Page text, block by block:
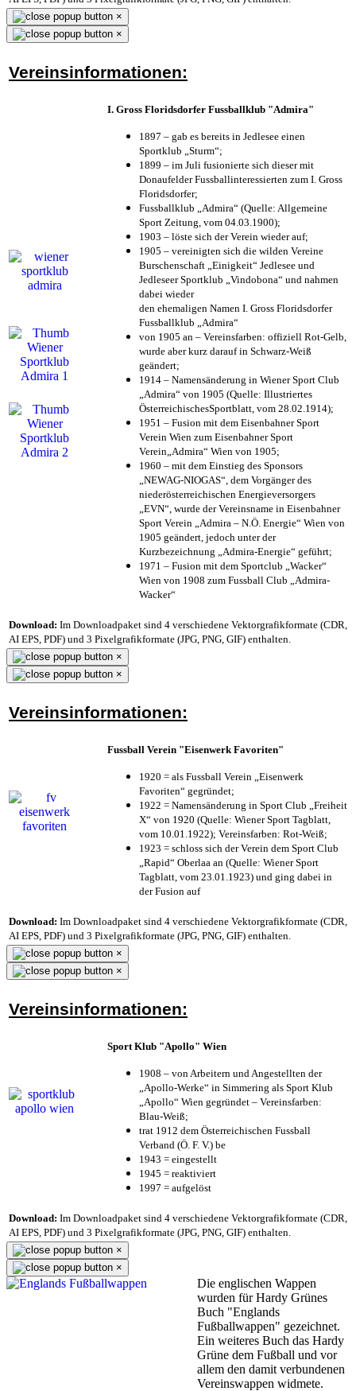
×
×
Vereinsinformationen:
I. Gross Floridsdorfer Fussballklub "Admira"
1897 – gab es bereits in Jedlesee einen
Sportklub „Sturm“;
1899 – im Juli fusionierte sich dieser mit
Donaufelder Fussballinteressierten zum I. Gross
Floridsdorfer;
Fussballklub „Admira“ (Quelle: Allgemeine
Sport Zeitung, vom 04.03.1900);
1903 – löste sich der Verein wieder auf;
1905 – vereinigten sich die wilden Vereine
Burschenschaft „Einigkeit“ Jedlesee und
Jedleseer Sportklub „Vindobona“ und nahmen
dabei wieder
den ehemaligen Namen I. Gross Floridsdorfer
Fussballklub „Admira“
von 1905 an – Vereinsfarben: offiziell Rot-Gelb,
wurde aber kurz darauf in Schwarz-Weiß
geändert;
1914 – Namensänderung in Wiener Sport Club
„Admira“ von 1905 (Quelle: Illustriertes
ÖsterreichischesSportblatt, vom 28.02.1914);
1951 – Fusion mit dem Eisenbahner Sport
Verein Wien zum Eisenbahner Sport
Verein„Admira“ Wien von 1905;
1960 – mit dem Einstieg des Sponsors
„NEWAG-NIOGAS“, dem Vorgänger des
niederösterreichischen Energieversorgers
„EVN“, wurde der Vereinsname in Eisenbahner
Sport Verein „Admira – N.Ö. Energie“ Wien von
1905 geändert, jedoch unter der
Kurzbezeichnung „Admira-Energie“ geführt;
1971 – Fusion mit dem Sportclub „Wacker“
Wien von 1908 zum Fussball Club „Admira-
Wacker“
Download: Im Downloadpaket sind 4 verschiedene Vektorgrafikformate (CDR,
AI EPS, PDF) und 3 Pixelgrafikformate (JPG, PNG, GIF) enthalten.
×
×
Vereinsinformationen:
Fussball Verein "Eisenwerk Favoriten"
1920 = als Fussball Verein „Eisenwerk
Favoriten“ gegründet;
1922 = Namensänderung in Sport Club „Freiheit
X“ von 1920 (Quelle: Wiener Sport Tagblatt,
vom 10.01.1922); Vereinsfarben: Rot-Weiß;
1923 = schloss sich der Verein dem Sport Club
„Rapid“ Oberlaa an (Quelle: Wiener Sport
Tagblatt, vom 23.01.1923) und ging dabei in
der Fusion auf
Download: Im Downloadpaket sind 4 verschiedene Vektorgrafikformate (CDR,
AI EPS, PDF) und 3 Pixelgrafikformate (JPG, PNG, GIF) enthalten.
×
×
Vereinsinformationen:
Sport Klub "Apollo" Wien
1908 – von Arbeitern und Angestellten der
„Apollo-Werke“ in Simmering als Sport Klub
„Apollo“ Wien gegründet – Vereinsfarben:
Blau-Weiß;
trat 1912 dem Österreichischen Fussball
Verband (Ö. F. V.) be
1943 = eingestellt
1945 = reaktiviert
1997 = aufgelöst
Download: Im Downloadpaket sind 4 verschiedene Vektorgrafikformate (CDR,
AI EPS, PDF) und 3 Pixelgrafikformate (JPG, PNG, GIF) enthalten.
×
×
Die englischen Wappen
wurden für Hardy Grünes
Buch "Englands
Fußballwappen" gezeichnet.
Ein weiteres Buch das Hardy
Grüne dem Fußball und vor
allem den damit verbundenen
Vereinswappen widmete.